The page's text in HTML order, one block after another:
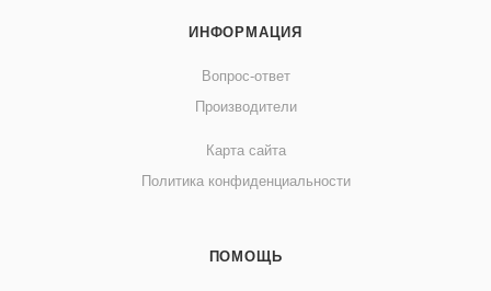
ИНФОРМАЦИЯ
Вопрос-ответ
Производители
Карта сайта
Политика конфиденциальности
ПОМОЩЬ